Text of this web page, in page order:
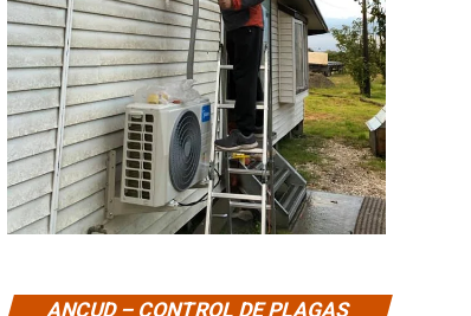
ANCUD – CONTROL DE PLAGAS